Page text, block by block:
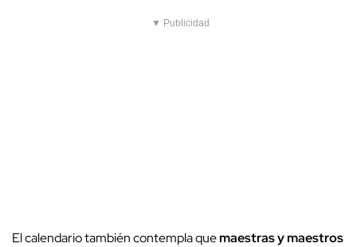
▼ Publicidad
El calendario también contempla quemaestras y maestros